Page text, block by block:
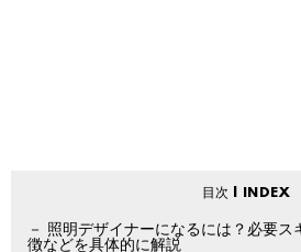
照明デザイナーになるには？必要ス
徴などを具体的に解説